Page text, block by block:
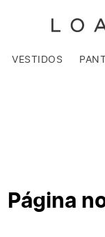
VESTIDOS
Página